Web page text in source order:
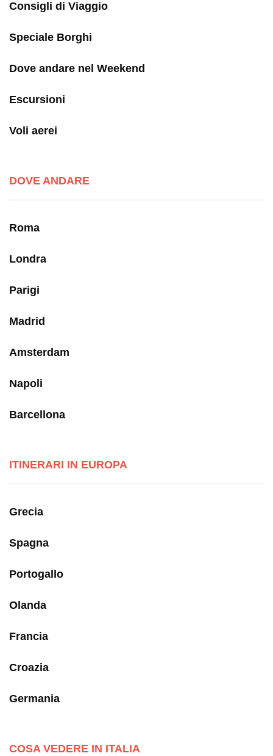
Consigli di Viaggio
Speciale Borghi
Dove andare nel Weekend
Escursioni
Voli aerei
DOVE ANDARE
Roma
Londra
Parigi
Madrid
Amsterdam
Napoli
Barcellona
ITINERARI IN EUROPA
Grecia
Spagna
Portogallo
Olanda
Francia
Croazia
Germania
COSA VEDERE IN ITALIA